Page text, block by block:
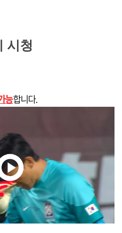
시청
능합니다.